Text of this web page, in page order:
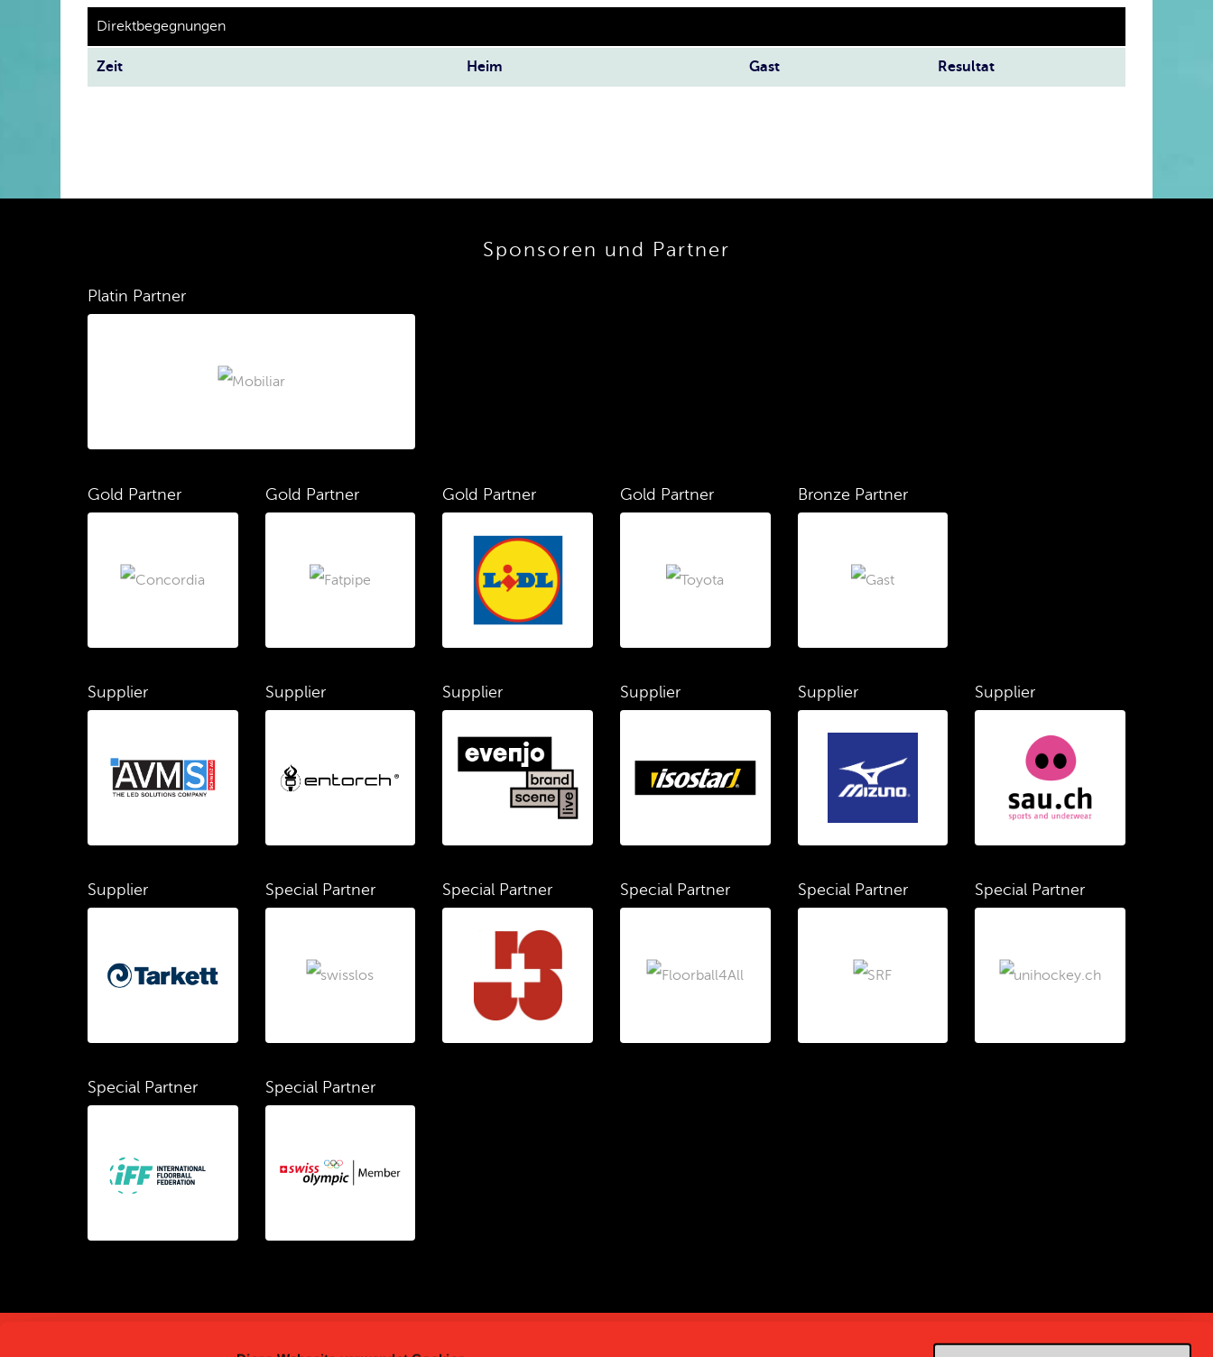
Direktbegegnungen
Zeit Heim Gast Resultat
Sponsoren und Partner
Platin Partner
Gold Partner Gold Partner Gold Partner Gold Partner Bronze Partner
Supplier Supplier Supplier Supplier Supplier Supplier
Supplier Special Partner Special Partner Special Partner Special Partner Special Partner
Special Partner Special Partner